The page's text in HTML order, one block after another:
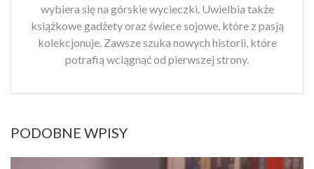
wybiera się na górskie wycieczki. Uwielbia także
książkowe gadżety oraz świece sojowe, które z pasją
kolekcjonuje. Zawsze szuka nowych historii, które
potrafią wciągnąć od pierwszej strony.
PODOBNE WPISY